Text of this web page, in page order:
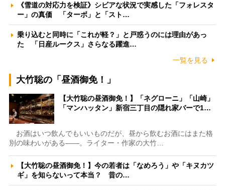
《雪道の対応力を検証》シビアな状況で実感した「フォレスタ
ー」の真価 「ターボ」と「スト…
乗り込むと同時に「これが軽？」と戸惑うのには理由があっ
た 「日産ルークス」さらなる躍進…
一覧を見る
大竹聡の「昼酒御免！」
【大竹聡の昼酒御免！】「ネグローニ」「山崎」
「マンハッタン」新宿三丁目の隠れ家バーで1…
お酒はいつ飲んでもいいものだが、昼から飲むお酒にはまた格
別の味わいがある――。ライター・作家の大竹…
【大竹聡の昼酒御免！】今の若者は「なめろう」や「キヌカツ
ギ」を知らないって本当？ 昔の…